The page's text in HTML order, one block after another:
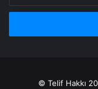
adresinizi
© Telif Hakkı